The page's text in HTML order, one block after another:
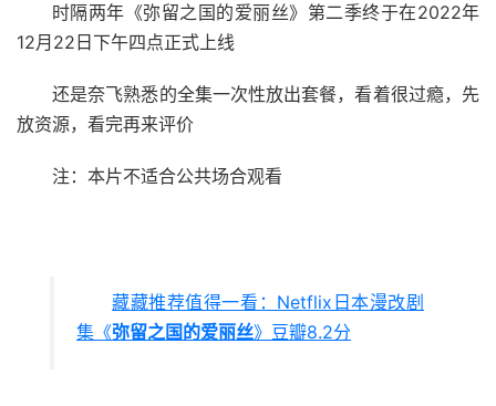
时隔两年《弥留之国的爱丽丝》第二季终于在2022年
12月22日下午四点正式上线
还是奈飞熟悉的全集一次性放出套餐，看着很过瘾，先
放资源，看完再来评价
注：本片不适合公共场合观看
藏藏推荐值得一看：Netflix日本漫改剧
集《弥留之国的爱丽丝》豆瓣8.2分